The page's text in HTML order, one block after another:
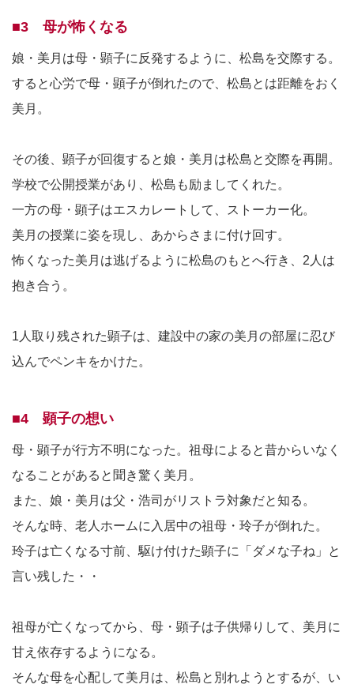
■3 母が怖くなる
娘・美月は母・顕子に反発するように、松島を交際する。
すると心労で母・顕子が倒れたので、松島とは距離をおく
美月。
その後、顕子が回復すると娘・美月は松島と交際を再開。
学校で公開授業があり、松島も励ましてくれた。
一方の母・顕子はエスカレートして、ストーカー化。
美月の授業に姿を現し、あからさまに付け回す。
怖くなった美月は逃げるように松島のもとへ行き、2人は
抱き合う。
1人取り残された顕子は、建設中の家の美月の部屋に忍び
込んでペンキをかけた。
■4 顕子の想い
母・顕子が行方不明になった。祖母によると昔からいなく
なることがあると聞き驚く美月。
また、娘・美月は父・浩司がリストラ対象だと知る。
そんな時、老人ホームに入居中の祖母・玲子が倒れた。
玲子は亡くなる寸前、駆け付けた顕子に「ダメな子ね」と
言い残した・・
祖母が亡くなってから、母・顕子は子供帰りして、美月に
甘え依存するようになる。
そんな母を心配して美月は、松島と別れようとするが、い